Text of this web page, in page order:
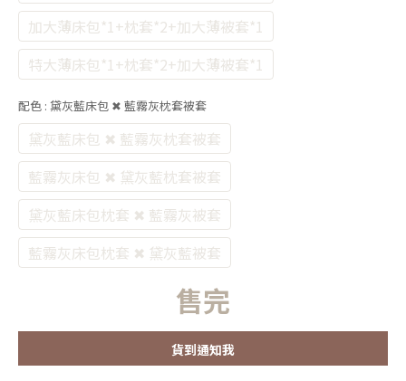
加大薄床包*1+枕套*2+加大薄被套*1
特大薄床包*1+枕套*2+加大薄被套*1
配色 : 黛灰藍床包 ✖ 藍霧灰枕套被套
黛灰藍床包 ✖ 藍霧灰枕套被套
藍霧灰床包 ✖ 黛灰藍枕套被套
黛灰藍床包枕套 ✖ 藍霧灰被套
藍霧灰床包枕套 ✖ 黛灰藍被套
售完
貨到通知我